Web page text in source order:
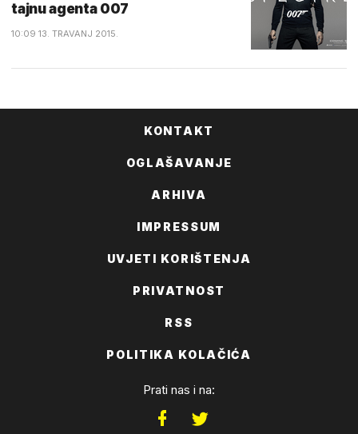
tajnu agenta 007
10:09 13. TRAVANJ 2015.
KONTAKT
OGLAŠAVANJE
ARHIVA
IMPRESSUM
UVJETI KORIŠTENJA
PRIVATNOST
RSS
POLITIKA KOLAČIĆA
Prati nas i na: